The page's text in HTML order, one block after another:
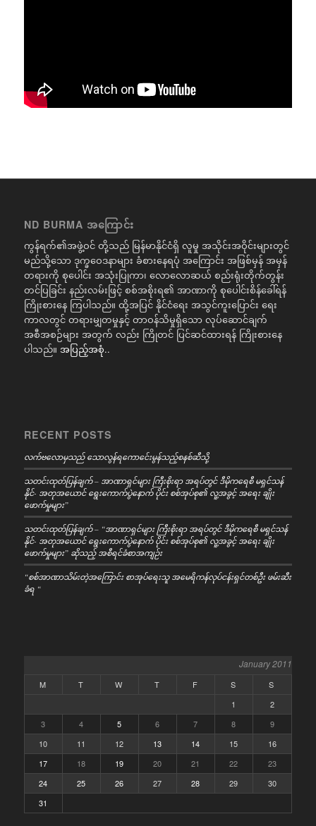
ND BURMA အကြောင်း
ကွန်ရက်၏အဖွဲ့ဝင် တို့သည် မြန်မာနိုင်ငံရှိ လူမှု အသိုင်းအဝိုင်းများတွင်
မည်သို့သော ဒုက္ခဝေဒနာများ ခံစားနေရပုံ အကြောင်း အဖြစ်မှန် အမှန်
တရားကို စုပေါင်း အသုံးပြုကာ၊ လောလောဆယ် စည်းရုံးတိုက်တွန်း
တင်ပြခြင်း နည်းလမ်းဖြင့် စစ်အစိုးရ၏ အာဏာကို စုပေါင်းစိန်ခေါ်ရန်
ကြိုးစားနေ ကြပါသည်။ ထို့အပြင် နိုင်ငံရေး အသွင်ကူးပြောင်း ရေး
ကာလတွင် တရားမျှတမှုနှင့် တာဝန်သိမှုရှိသော လုပ်ဆောင်ချက်
အစီအစဉ်များ အတွက် လည်း ကြိုတင် ပြင်ဆင်ထားရန် ကြိုးစားနေ
ပါသည်။ အပြည့်အစုံ..
RECENT POSTS
လက်ဗလောမှသည် သောလွန်ရကောင်ေးမွန်သည့်စနစ်ဆီသို့
သတင်းထုတ်ပြန်ချက် – အာဏာရှင်များ ကြီးစိုးရာ အရပ်တွင် ဒီမိုကရေစီ မရှင်သန်
နိုင်- အတုအယောင် ရွေးကောက်ပွဲနောက် ပိုင်း စစ်အုပ်စု၏ လူ့အခွင့် အရေး ချိုး
ဖောက်မှုများ”
သတင်းထုတ်ပြန်ချက် – “အာဏာရှင်များ ကြီးစိုးရာ အရပ်တွင် ဒီမိုကရေစီ မရှင်သန်
နိုင်- အတုအယောင် ရွေးကောက်ပွဲနောက် ပိုင်း စစ်အုပ်စု၏ လူ့အခွင့် အရေး ချိုး
ဖောက်မှုများ” ဆိုသည့် အစီရင်ခံစာအကျဉ်း
“စစ်အာဏာသိမ်းတဲ့အကြောင်း စာအုပ်ရေးသူ အမေရိကန်လုပ်ငန်းရှင်တစ်ဦး ဖမ်းဆီး
ခံရ “
January 2011
M T W T F S
S
1
2
3
4 5 6 7 8
9
10
11 12 13 14 15
16
17
18 19 20 21 22
23
24
25 26 27 28 29
30
31